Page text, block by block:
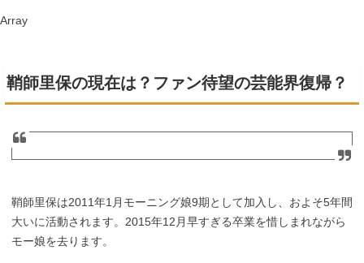
Array
鞘師里保の現在は？ファン待望の芸能界復帰？
鞘師里保は2011年1月モーニング娘9期として加入し、およそ5年間
大いに活動されます。2015年12月早すぎる卒業を惜しまれながら
モー娘を去ります。